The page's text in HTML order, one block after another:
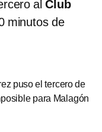
alClub
minutos de
puso el tercero de
para Malagón